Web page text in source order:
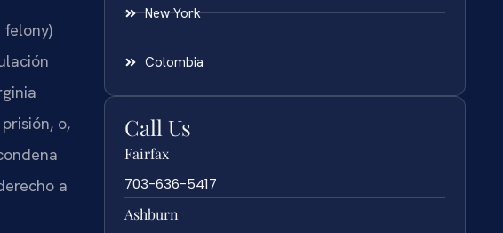
felony)
o,
a
New York
Colombia
Call Us
Fairfax
703-636-5417
Ashburn